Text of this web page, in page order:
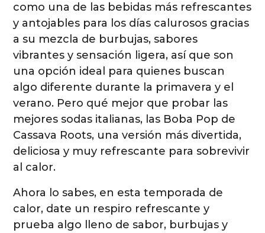
como una de las bebidas más refrescantes
y antojables para los días calurosos gracias
a su mezcla de burbujas, sabores
vibrantes y sensación ligera, así que son
una opción ideal para quienes buscan
algo diferente durante la primavera y el
verano. Pero qué mejor que probar las
mejores sodas italianas, las Boba Pop de
Cassava Roots, una versión más divertida,
deliciosa y muy refrescante para sobrevivir
al calor.
Ahora lo sabes, en esta temporada de
calor, date un respiro refrescante y
prueba algo lleno de sabor, burbujas y